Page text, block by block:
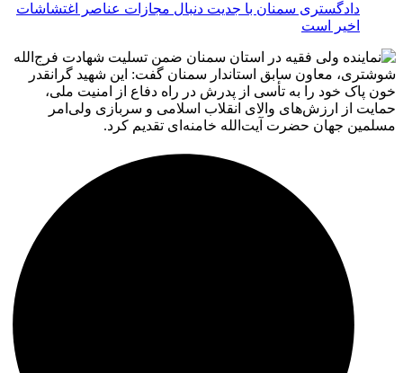
دادگستری سمنان با جدیت دنبال مجازات عناصر اغتشاشات
اخیر است